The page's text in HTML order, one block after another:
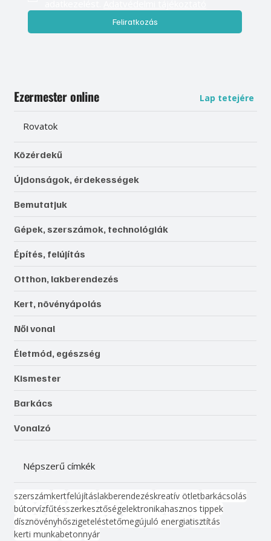
Feliratkozás
Ezermester online Lap tetejére
Rovatok
Közérdekű
Újdonságok, érdekességek
Bemutatjuk
Gépek, szerszámok, technológiák
Építés, felújítás
Otthon, lakberendezés
Kert, növényápolás
Női vonal
Életmód, egészség
Kismester
Barkács
Vonalzó
Népszerű címkék
szerszámkertfelújításlakberendezéskreatív ötletbarkácsolás
bútorvízfűtésszerkesztőségelektronikahasznos tippek
dísznövényhőszigeteléstetőmegújuló energiatisztítás
kerti munkabetonnyár